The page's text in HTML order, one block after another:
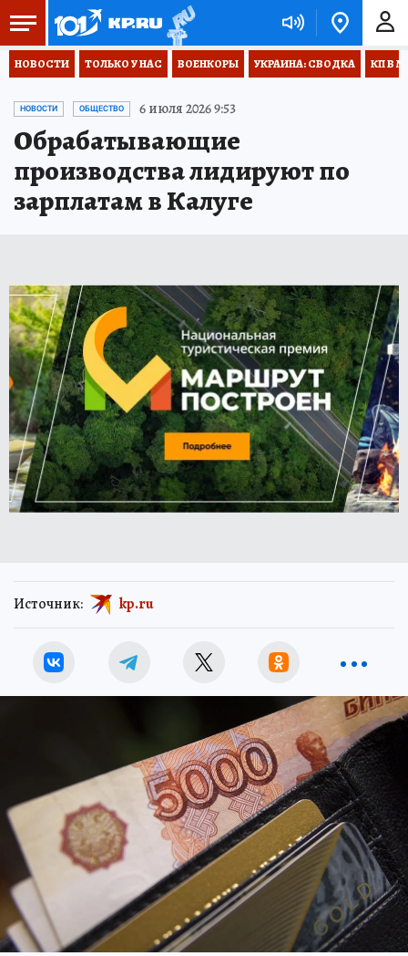
НОВОСТИ ТОЛЬКО У НАС ВОЕНКОРЫ УКРАИНА: СВОДКА КП В
НОВОСТИ ОБЩЕСТВО 6 июля 2026 9:53
Обрабатывающие
производства лидируют по
зарплатам в Калуге
Источник: kp.ru